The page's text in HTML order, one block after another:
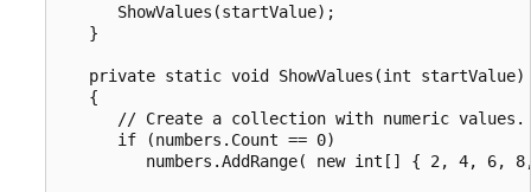
      ShowValues(startValue);
   }
   private static void ShowValues(int startValue)
   {
      // Create a collection with numeric values.
      if (numbers.Count == 0)
numbers.AddRange( new int[] { 2, 4, 6,